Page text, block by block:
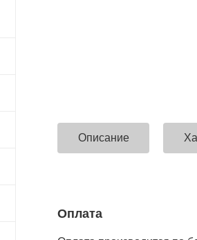
Описание
Оплата